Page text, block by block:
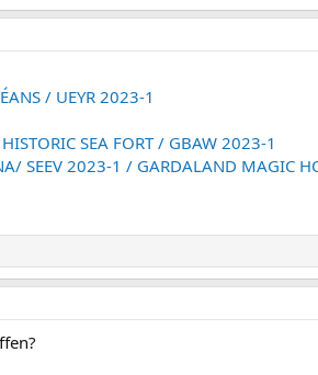
/ UEYR 2023-1
SEA FORT / GBAW 2023-1
SEEV 2023-1 / GARDALAND MAGIC